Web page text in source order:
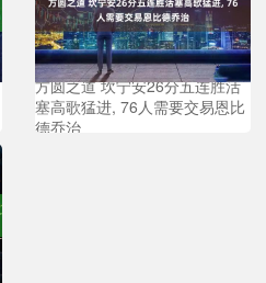
方圆之道 坎宁安26分五连胜活
塞高歌猛进, 76人需要交易恩比
德乔治